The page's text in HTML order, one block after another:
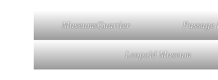
MuseumsQuartier
Leopold Museum